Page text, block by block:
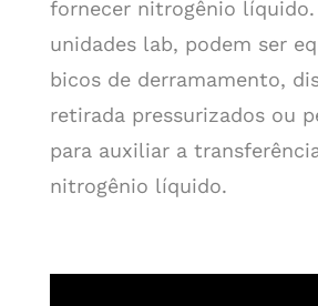
fornecer nitrogênio líquido.
unidades lab, podem ser
bicos de derramamento,
retirada pressurizados ou
para auxiliar a
nitrogênio líquido.